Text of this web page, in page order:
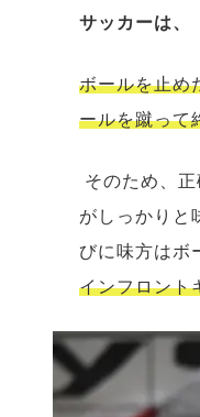
サッカーは、
ボールを止め
ールを蹴って
そのため、
がしっかりと
びに味方はボ
インフロント